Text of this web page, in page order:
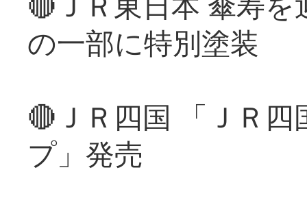
の一部に特別塗装
🔴ＪＲ四国 「ＪＲ
プ」発売